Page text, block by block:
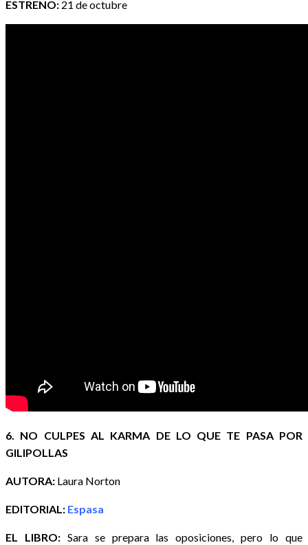
ESTRENO: 21 de octubre
6. NO CULPES AL KARMA DE LO QUE TE PASA POR
GILIPOLLAS
AUTORA: Laura Norton
EDITORIAL: Espasa
EL LIBRO:Sara se prepara las oposiciones, pero lo que